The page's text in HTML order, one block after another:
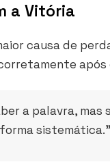
a Vitória
causa de
a palavra,